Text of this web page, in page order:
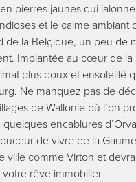
pierres jaunes qui
et le calme ambiant
de la Belgique, un peu de
Implantée au cœur de
plus doux et ensoleillé
Ne manquez pas de
de Wallonie où l’on
quelques encablures
de vivre de la
ville comme Virton et
rêve immobilier.